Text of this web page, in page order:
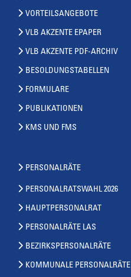
VORTEILSANGEBOTE
VLB AKZENTE EPAPER
VLB AKZENTE PDF-ARCHIV
BESOLDUNGSTABELLEN
FORMULARE
PUBLIKATIONEN
KMS UND FMS
PERSONALRÄTE
PERSONALRATSWAHL 2026
HAUPTPERSONALRAT
PERSONALRÄTE LAS
BEZIRKSPERSONALRÄTE
KOMMUNALE PERSONALRÄTE